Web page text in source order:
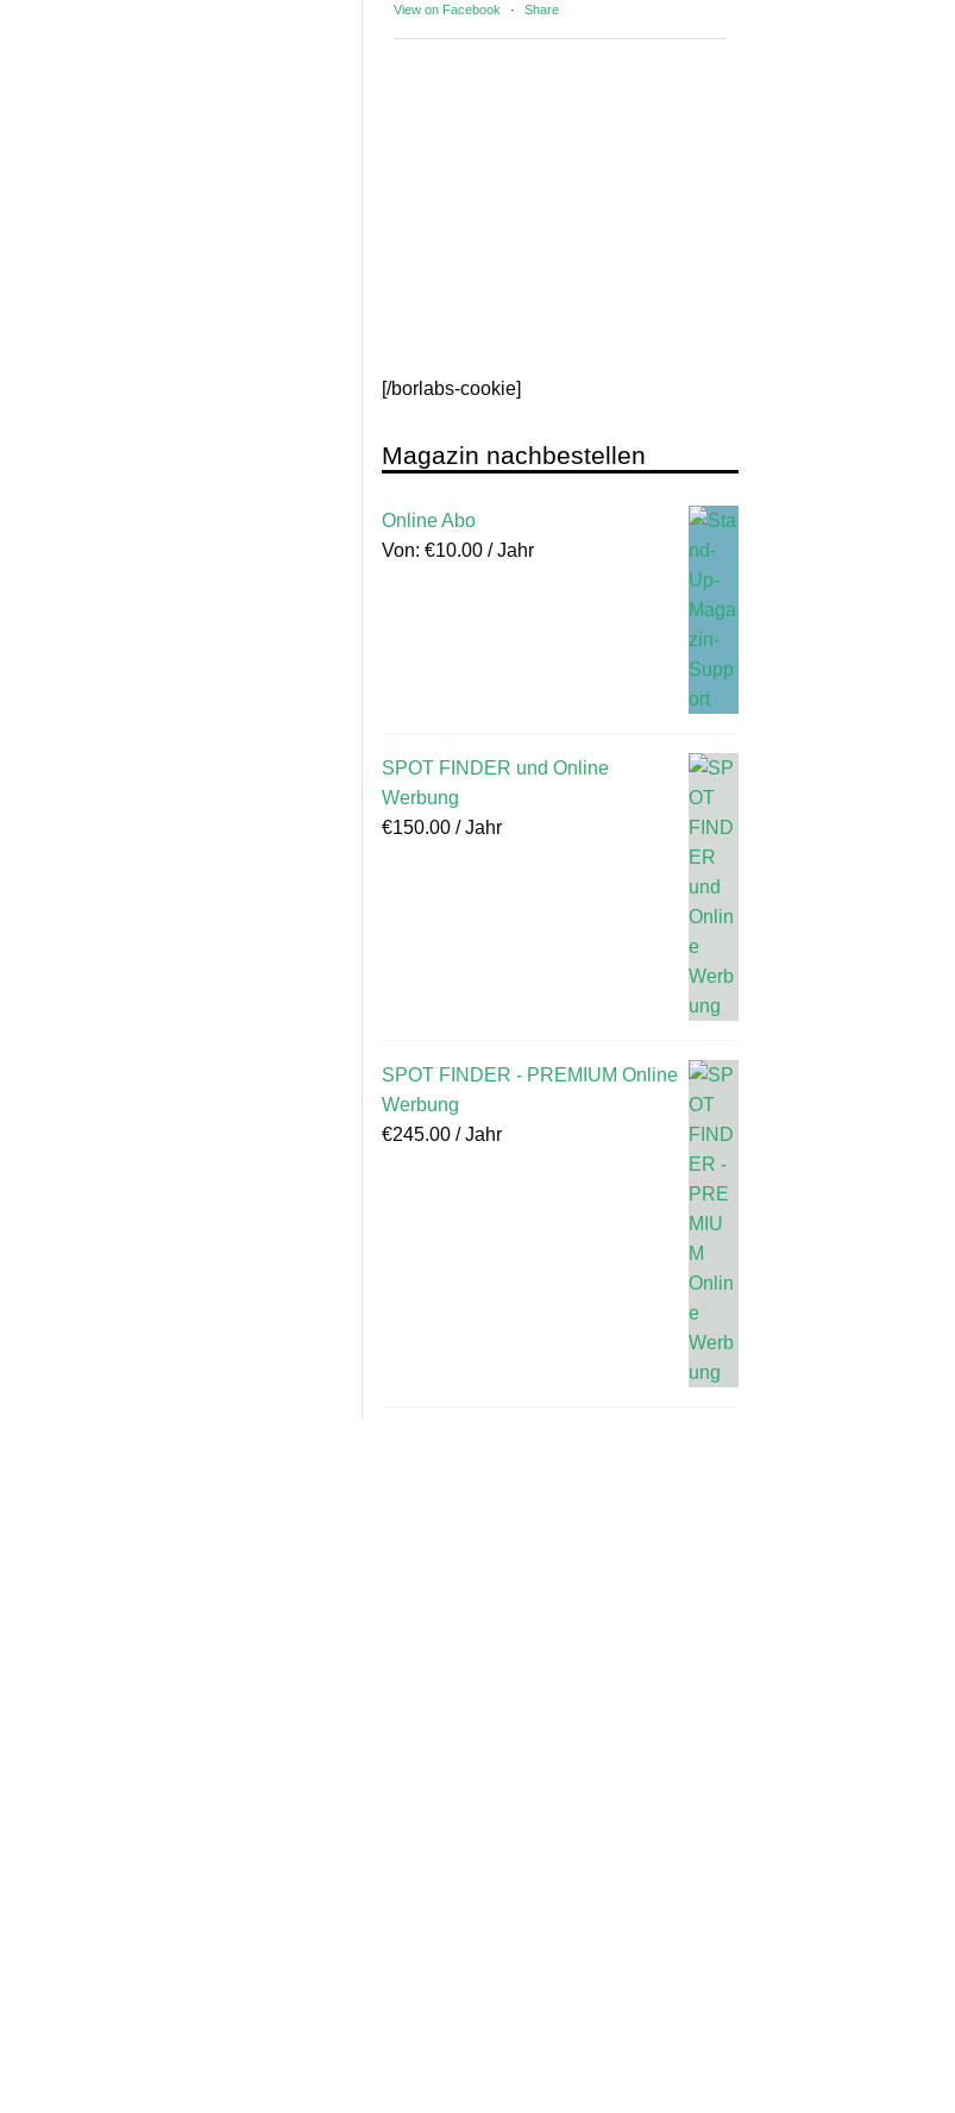
View on Facebook · Share
[/borlabs-cookie]
Magazin nachbestellen
Online Abo
Von: €10.00 / Jahr
SPOT FINDER und Online
Werbung
€150.00 / Jahr
SPOT FINDER - PREMIUM Online
Werbung
€245.00 / Jahr